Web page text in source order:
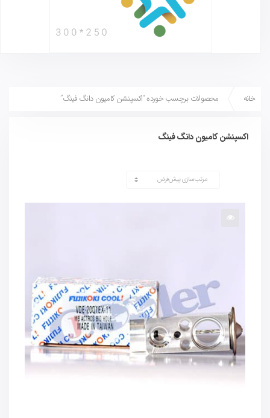
خانه محصولات برچسب خورده “اکسپنشن کامیون دانگ فینگ”
اکسپنشن کامیون دانگ فینگ